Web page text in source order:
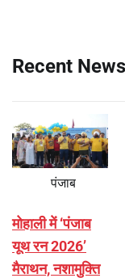
Recent News
पंजाब
मोहाली में ‘पंजाब
यूथ रन 2026’
मैराथन, नशामुक्ति